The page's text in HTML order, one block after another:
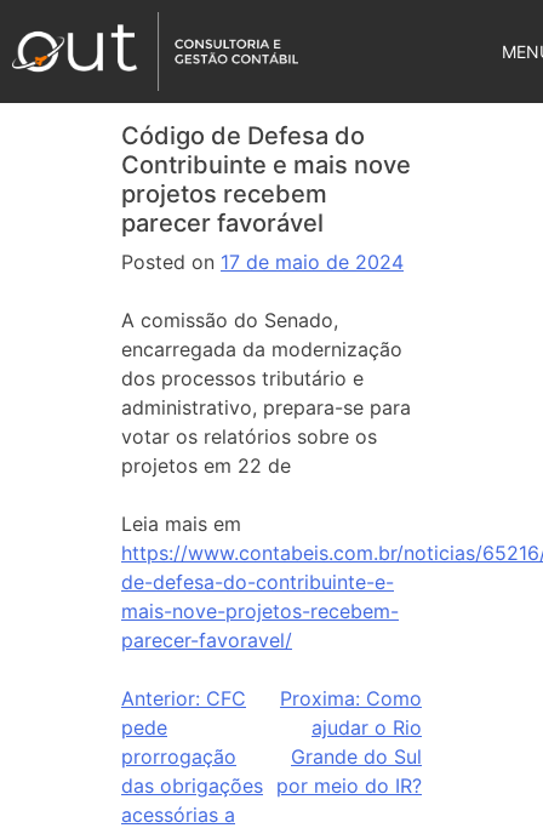
Código de Defesa do
Contribuinte e mais nove
projetos recebem
parecer favorável
Posted on 17 de maio de 2024
A comissão do Senado,
encarregada da modernização
dos processos tributário e
administrativo, prepara-se para
votar os relatórios sobre os
projetos em 22 de
Leia mais em
https://www.contabeis.com.br/noticias/
de-defesa-do-contribuinte-e-
mais-nove-projetos-recebem-
parecer-favoravel/
Anterior: CFC
pede
prorrogação
das obrigações
acessórias a
Proxima: Como
ajudar o Rio
Grande do Sul
por meio do IR?